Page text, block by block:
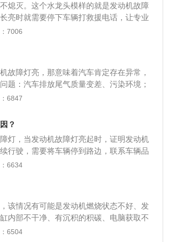
熄灭。这个水龙头模样的就是发动机故障
亮时就需要停下车辆打救援电话，让专业
故障灯长亮其实并不是很大的故障，有时
驶过程中，如果发动机故障灯亮，那么
机爆震、燃油质量不好、发动机汽缸内部
发动机数据等等。一旦发动机故障灯亮
能会自动消失。2、原理：发动机故障灯
俗称电脑，而ECU控制了整个发动机的所
系统。
7006
故障灯亮，那意味着汽车肯定存在异常，
题：汽车排放尾气质量变差、污染环境；
加剧；发动机烧机油；发动机噪音增加，
机。观察仪表板上的发动机故障警告灯(检
机：起动发动机后，仪表板上的发动机故
灯仍然亮着，则说明故障自诊断系统已检
常。3、检查导线是否松动：电控系统的
的连接导线的接头松动所致。当发动机故
插头时，千万不要硬拉导线，应将卡箍松
轻易造成导线接头损坏。
6847
？
灯，当发动机故障灯亮起时，证明发动机
行驶，需要将车辆停到路边，联系车辆品
多种原因导致车辆故障灯亮起：1.由于没
使用的汽油油品不好。4.发动机内部的混
出现了堵塞。
6634
该情况有可能是发动机燃烧状态不好、发
内部不干净、有沉积的积碳、电脑获取不
其他形式的能转化为机械能的机器，其是
6504